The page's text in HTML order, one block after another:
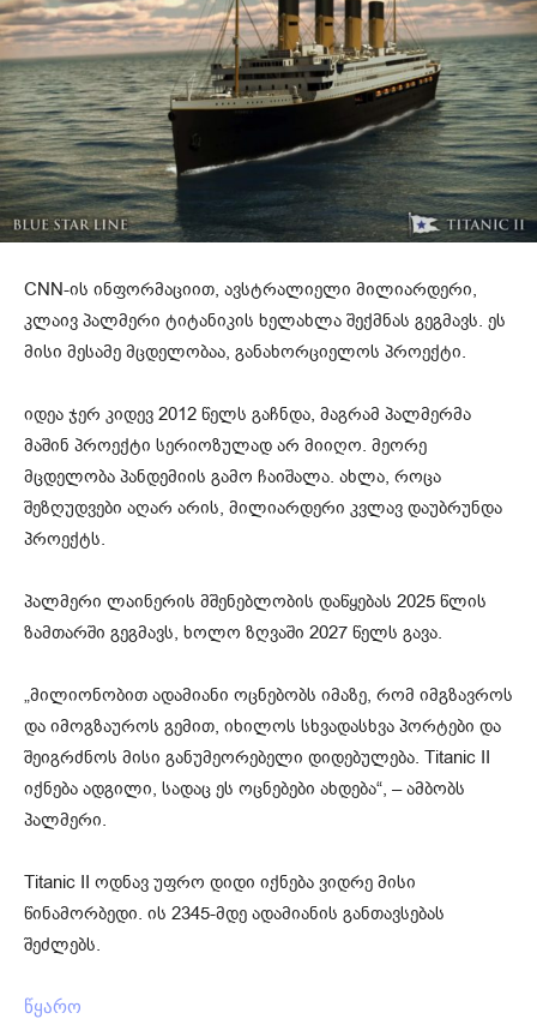
CNN-ის ინფორმაციით, ავსტრალიელი მილიარდერი,
კლაივ პალმერი ტიტანიკის ხელახლა შექმნას გეგმავს. ეს
მისი მესამე მცდელობაა, განახორციელოს პროექტი.
იდეა ჯერ კიდევ 2012 წელს გაჩნდა, მაგრამ პალმერმა
მაშინ პროექტი სერიოზულად არ მიიღო. მეორე
მცდელობა პანდემიის გამო ჩაიშალა. ახლა, როცა
შეზღუდვები აღარ არის, მილიარდერი კვლავ დაუბრუნდა
პროექტს.
პალმერი ლაინერის მშენებლობის დაწყებას 2025 წლის
ზამთარში გეგმავს, ხოლო ზღვაში 2027 წელს გავა.
„მილიონობით ადამიანი ოცნებობს იმაზე, რომ იმგზავროს
და იმოგზაუროს გემით, იხილოს სხვადასხვა პორტები და
შეიგრძნოს მისი განუმეორებელი დიდებულება. Titanic II
იქნება ადგილი, სადაც ეს ოცნებები ახდება“, – ამბობს
პალმერი.
Titanic II ოდნავ უფრო დიდი იქნება ვიდრე მისი
წინამორბედი. ის 2345-მდე ადამიანის განთავსებას
შეძლებს.
წყარო